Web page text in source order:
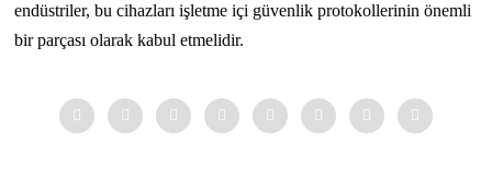
endüstriler, bu cihazları işletme içi güvenlik protokollerinin önemli
bir parçası olarak kabul etmelidir.